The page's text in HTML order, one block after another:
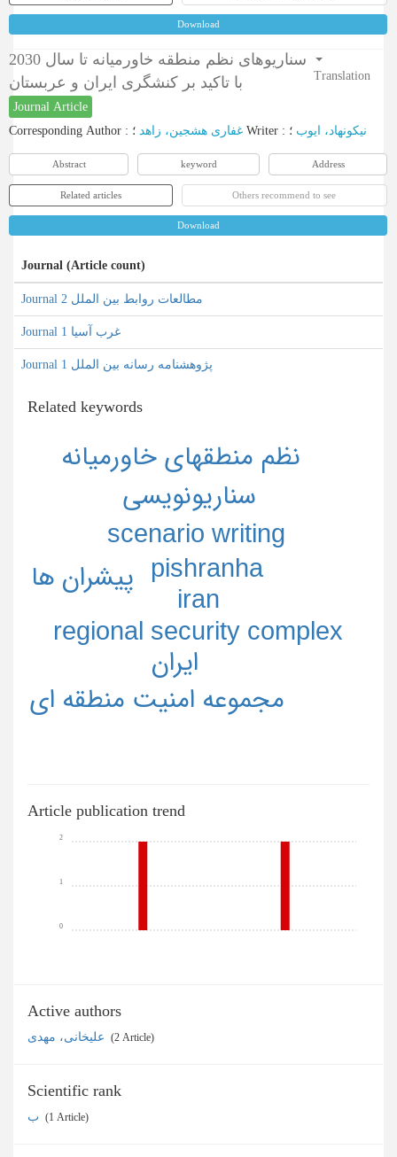
Download
سناریوهای نظم منطقه خاورمیانه تا سال 2030
با تاکید بر کنشگری ایران و عربستان
Journal Article
Translation
Corresponding Author : غفاری هشجین، زاهد Writer : نیکونهاد، ایوب ؛
Abstract keyword Address
Related articles Others recommend to see
Download
Journal (Article count)
Journal مطالعات روابط بین الملل 2
Journal غرب آسیا 1
Journal پژوهشنامه رسانه بین الملل 1
Related keywords
iran
pishranha
regional security complex
scenario writing
ايران
سناريونويسي
مجموعه امنيت منطقه اي
نظم منطقهاي خاورميانه
پيشران ها
Article publication trend
0
1
2
Active authors
‎ (2 Article)
Scientific rank
‎ (1 Article)